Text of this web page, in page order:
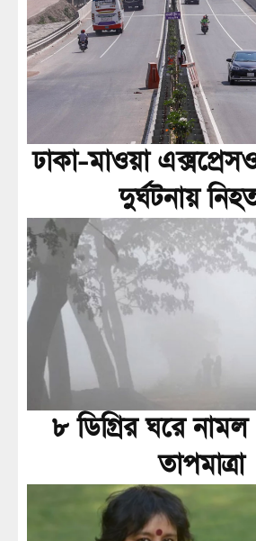
ঢাকা-মাওয়া
দুর্ঘটনায়
৮ ডিগ্রির ঘরে
তাপমাত্রা